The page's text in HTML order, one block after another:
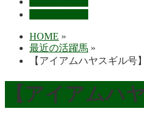
HOME »
最近の活躍馬 »
【アイアムハヤスギル号】
【アイアムハ